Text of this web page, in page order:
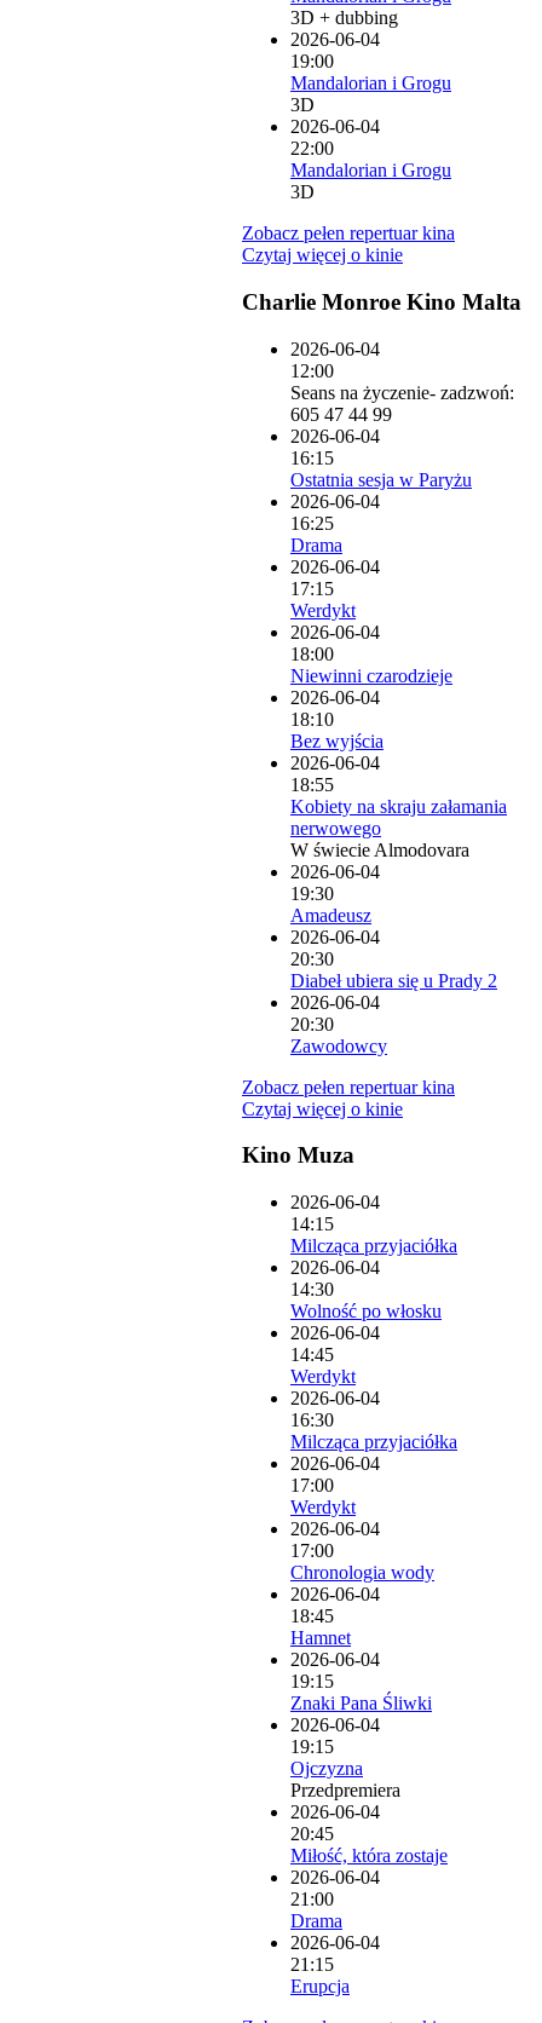
3D + dubbing
2026-06-04
19:00
Mandalorian i Grogu
3D
2026-06-04
22:00
Mandalorian i Grogu
3D
Zobacz pełen repertuar kina
Czytaj więcej o kinie
Charlie Monroe Kino Malta
2026-06-04
12:00
Seans na życzenie- zadzwoń:
605 47 44 99
2026-06-04
16:15
Ostatnia sesja w Paryżu
2026-06-04
16:25
Drama
2026-06-04
17:15
Werdykt
2026-06-04
18:00
Niewinni czarodzieje
2026-06-04
18:10
Bez wyjścia
2026-06-04
18:55
Kobiety na skraju załamania
nerwowego
W świecie Almodovara
2026-06-04
19:30
Amadeusz
2026-06-04
20:30
Diabeł ubiera się u Prady 2
2026-06-04
20:30
Zawodowcy
Zobacz pełen repertuar kina
Czytaj więcej o kinie
Kino Muza
2026-06-04
14:15
Milcząca przyjaciółka
2026-06-04
14:30
Wolność po włosku
2026-06-04
14:45
Werdykt
2026-06-04
16:30
Milcząca przyjaciółka
2026-06-04
17:00
Werdykt
2026-06-04
17:00
Chronologia wody
2026-06-04
18:45
Hamnet
2026-06-04
19:15
Znaki Pana Śliwki
2026-06-04
19:15
Ojczyzna
Przedpremiera
2026-06-04
20:45
Miłość, która zostaje
2026-06-04
21:00
Drama
2026-06-04
21:15
Erupcja